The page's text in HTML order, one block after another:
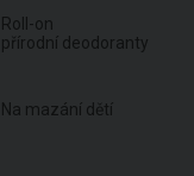
Roll-on
přírodní deodoranty
Na mazání dětí